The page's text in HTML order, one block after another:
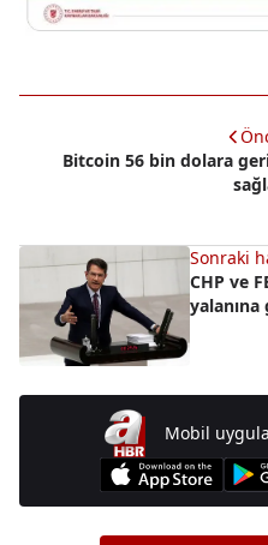
Bitcoin 56 bin dolara
Sonraki
CHP ve
Mobil